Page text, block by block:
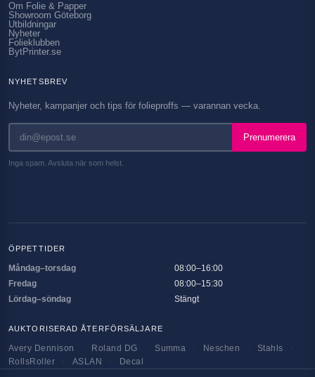
Om Folie & Papper
Showroom Göteborg
Utbildningar
Nyheter
Folieklubben
BytPrinter.se
NYHETSBREV
Nyheter, kampanjer och tips för folieproffs — varannan vecka.
Prenumerera
Inga spam. Avsluta när som helst.
ÖPPETTIDER
Måndag–torsdag
08:00–16:00
Fredag
08:00–15:30
Lördag–söndag
Stängt
AUKTORISERAD ÅTERFÖRSÄLJARE
Avery Dennison Roland DG Summa Neschen Stahls
RollsRoller
ASLAN Decal